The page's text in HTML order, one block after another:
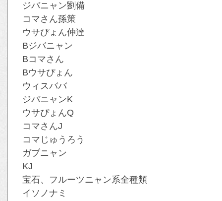
ジバニャン劉備
コマさん孫策
ウサぴょん仲達
Bジバニャン
Bコマさん
Bウサぴょん
ウィスババ
ジバニャンK
ウサぴょんQ
コマさんJ
コマじゅうろう
ガブニャン
KJ
宝石、フルーツニャン系全種類
イソノナミ